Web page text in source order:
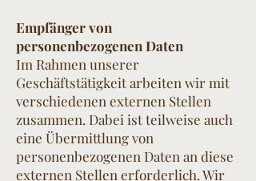
Empfänger von
personenbezogenen Daten
Im Rahmen unserer
Geschäftstätigkeit arbeiten wir mit
verschiedenen externen Stellen
zusammen. Dabei ist teilweise auch
eine Übermittlung von
personenbezogenen Daten an diese
externen Stellen erforderlich. Wir